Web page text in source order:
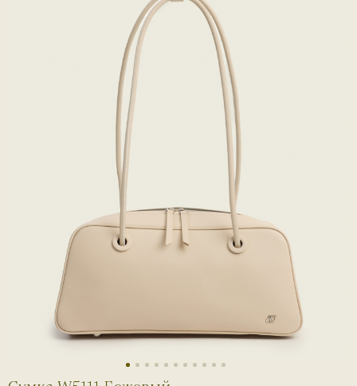
1 2 3 4 5 6 7 8 9 10
11